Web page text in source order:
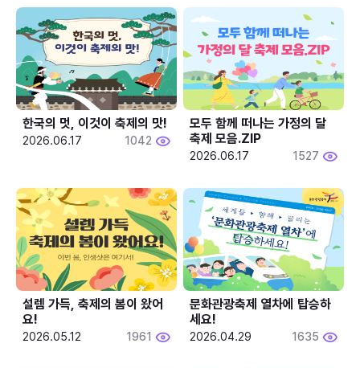
한국의 멋, 이것이 축제의 맛!
2026.06.17 1042
모두 함께 떠나는 가정의 달
축제 모음.ZIP
2026.06.17 1527
설렘 가득, 축제의 봄이 왔어
요!
2026.05.12 1961
문화관광축제 열차에 탑승하
세요!
2026.04.29 1635